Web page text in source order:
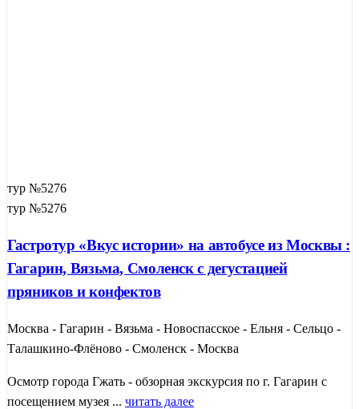
тур №5276
тур №5276
Гастротур «Вкус истории» на автобусе из Москвы :
Гагарин, Вязьма, Смоленск с дегустацией
пряников и конфектов
Москва - Гагарин - Вязьма - Новоспасское - Ельня - Сельцо -
Талашкино-Флёново - Смоленск - Москва
Осмотр города Гжать - обзорная экскурсия по г. Гагарин с
посещением музея ... читать далее